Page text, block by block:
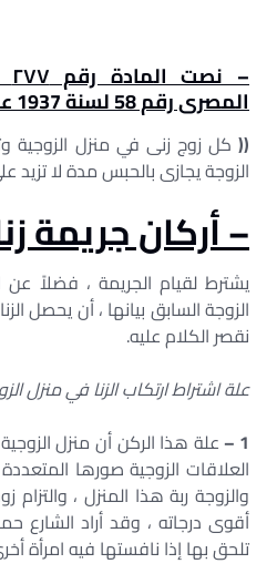
–
المصرى رقم 58 لسنة 1937 على أنة : –
(( كل زوج زنى في منزل الزوجية
الزوجة يجازى بالحبس مدة لا
– أركان جريمة
يشترط لقيام الجريمة ، فضلاً عن
الزوجة السابق بيانها ، أن يحصل
نقصر الكلام عليه.
علة اشتراط ارتكاب الزنا في منزل
1 – علة هذا الركن أن منزل
العلاقات الزوجية صورها
والزوجة ربة هذا المنزل ، والتزام
أقوى درجاته ، وقد أراد الشارع
تلحق بها إذا نافستها فيه امرأة